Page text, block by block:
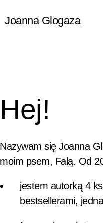
doJoanna Glogaza
Hej!
Nazywam się Joanna
moim psem, Falą. Od
jestem autorką 4
bestsellerami,